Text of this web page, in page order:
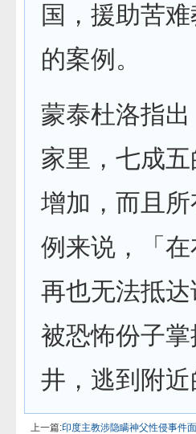
国，援助苦
的案例。
蒙泰杜洛指
家里，七成
增加，而且
例来说，「
再也无法抵
被恐怖份子
井，逃到附近
上一篇:印度主教涉隐瞒神父性侵事件